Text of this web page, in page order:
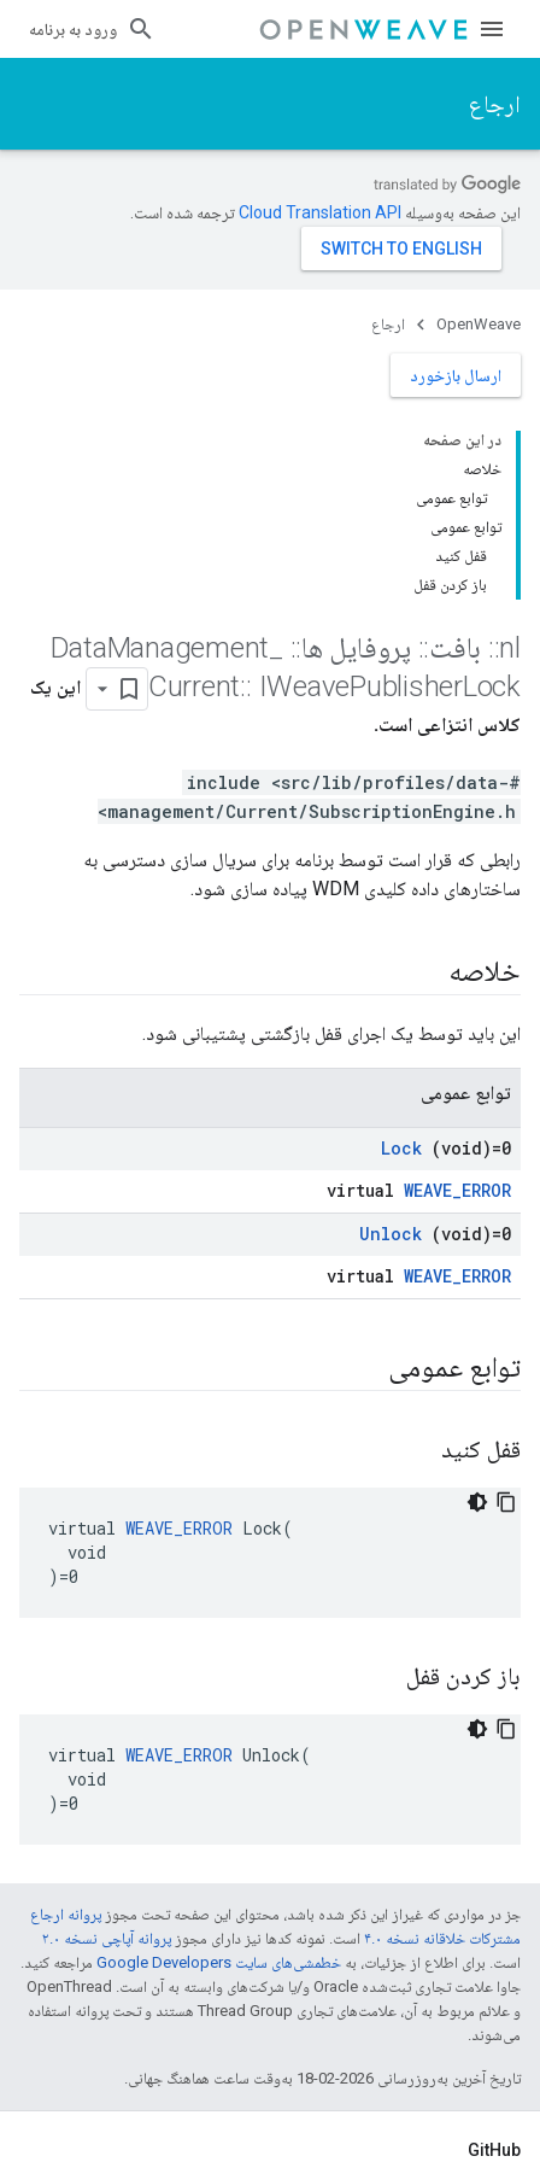
ورود به برنامه
ارجاع
این صفحه به‌وسیله ترجمه شده است.
OpenWeave ارجاع
ارسال بازخورد
در این صفحه
خلاصه
توابع عمومی
توابع عمومی
قفل کنید
باز کردن قفل
nl
:: بافت:: پروفایل ها::
Management
Current:: IWeavePublisherLock
این یک
کلاس انتزاعی است.
#include <src/lib/profiles/data-
management/Current/SubscriptionEngine.h>
رابطی که قرار است توسط برنامه برای سریال سازی دسترسی به
ساختارهای داده کلیدی WDM پیاده سازی شود.
خلاصه
این باید توسط یک اجرای قفل بازگشتی پشتیبانی شود.
توابع عمومی
Lock (void)=0
virtual WEAVE_ERROR
Unlock (void)=0
virtual WEAVE_ERROR
توابع عمومی
قفل کنید
virtual WEAVE_ERROR Lock(
  void
)=0
باز کردن قفل
virtual WEAVE_ERROR Unlock(
  void
)=0
جز در مواردی که غیراز این ذکر شده باشد، محتوای این صفحه تحت مجوز پروانه ارجاع
مشترکات خلاقانه نسخه ۴.۰
است. نمونه کدها نیز دارای مجوز پروانه آپاچی نسخه ۲.۰
است. برای اطلاع از جزئیات، به خطمشی‌های سایت Google Developers‏
مراجعه کنید.
جاوا علامت تجاری ثبت‌شده Oracle و/یا شرکت‌های وابسته به آن است. ‫OpenThread
و علائم مربوط به آن، علامت‌های تجاری Thread Group هستند و تحت پروانه استفاده
می‌شوند.
تاریخ آخرین به‌روزرسانی 2026-02-18 به‌وقت ساعت هماهنگ جهانی.
GitHub